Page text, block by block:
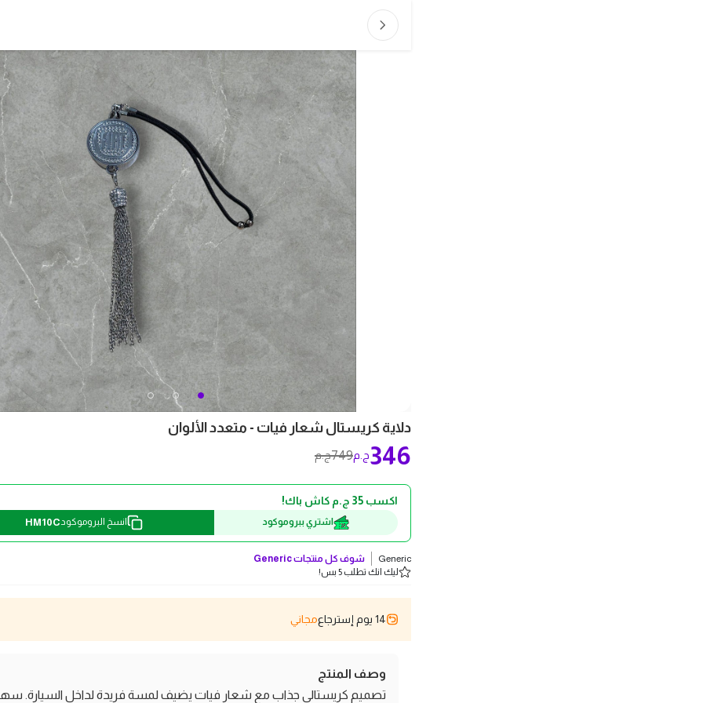
دلاية كريستال شعار فيات - متعدد الألوان
749ج.م 346ج.م
اكسب 35 ج.م كاش باك!
اشتري ببروموكود انسخ البروموكودHM10C
Generic شوف كل منتجاتGeneric
ليك انك تطلب 5 بس!
14 يوم إسترجاع مجاني
وصف المنتج
تصميم كريستالي جذاب مع شعار فيات يضيف لمسة فريدة لداخل السيارة.